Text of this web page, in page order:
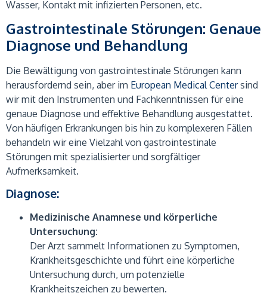
Wasser, Kontakt mit infizierten Personen, etc.
Gastrointestinale Störungen: Genaue
Diagnose und Behandlung
Die Bewältigung von gastrointestinale Störungen kann
herausfordernd sein, aber im European Medical Centersind
wir mit den Instrumenten und Fachkenntnissen für eine
genaue Diagnose und effektive Behandlung ausgestattet.
Von häufigen Erkrankungen bis hin zu komplexeren Fällen
behandeln wir eine Vielzahl von gastrointestinale
Störungen mit spezialisierter und sorgfältiger
Aufmerksamkeit.
Diagnose:
Medizinische Anamnese und körperliche
Untersuchung:
Der Arzt sammelt Informationen zu Symptomen,
Krankheitsgeschichte und führt eine körperliche
Untersuchung durch, um potenzielle
Krankheitszeichen zu bewerten.